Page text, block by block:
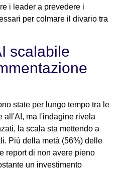
i leader a prevedere i
per colmare il divario tra
scalabile
state per lungo tempo tra le
all'AI, ma l'indagine rivela
la scala sta mettendo a
Più della metà (56%) delle
report di non avere pieno
un investimento